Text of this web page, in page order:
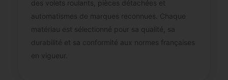
des volets roulants, pièces détachées et
automatismes de marques reconnues. Chaque
matériau est sélectionné pour sa qualité, sa
durabilité et sa conformité aux normes françaises
en vigueur.